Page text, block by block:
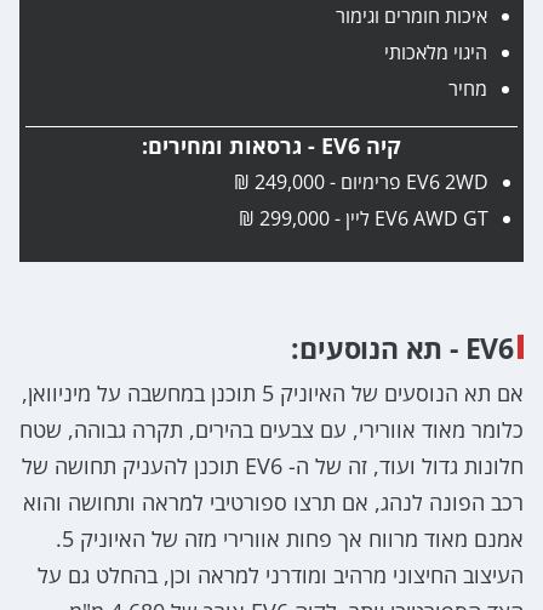
איכות חומרים וגימור
היגוי מלאכותי
מחיר
קיה EV6 - גרסאות ומחירים:
EV6 2WD פרימיום - 249,000 ₪
EV6 AWD GT ליין - 299,000 ₪
EV6 - תא הנוסעים:
אם תא הנוסעים של האיוניק 5 תוכנן במחשבה על מיניוואן,
כלומר מאוד אוורירי, עם צבעים בהירים, תקרה גבוהה, שטח
חלונות גדול ועוד, זה של ה- EV6 תוכנן להעניק תחושה של
רכב הפונה לנהג, אם תרצו ספורטיבי למראה ותחושה והוא
אמנם מאוד מרווח אך פחות אוורירי מזה של האיוניק 5.
העיצוב החיצוני מרהיב ומודרני למראה וכן, בהחלט גם על